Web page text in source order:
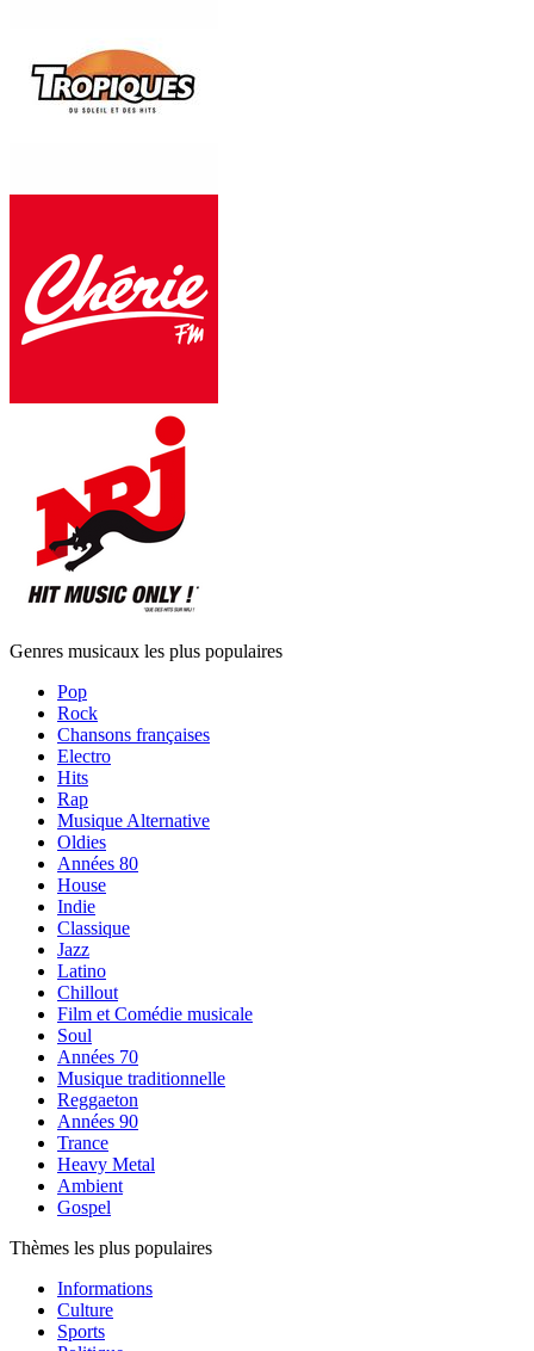
Genres musicaux les plus populaires
Pop
Rock
Chansons françaises
Electro
Hits
Rap
Musique Alternative
Oldies
Années 80
House
Indie
Classique
Jazz
Latino
Chillout
Film et Comédie musicale
Soul
Années 70
Musique traditionnelle
Reggaeton
Années 90
Trance
Heavy Metal
Ambient
Gospel
Thèmes les plus populaires
Informations
Culture
Sports